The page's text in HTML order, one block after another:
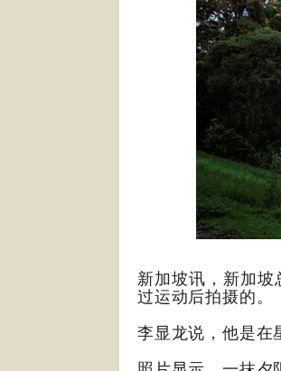
新加坡讯，新加
过运动后拍摄的。
李显龙说，他是在